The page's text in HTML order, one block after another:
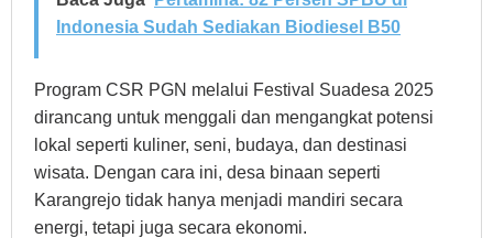
Indonesia Sudah Sediakan Biodiesel B50
Program CSR PGN melalui Festival Suadesa 2025
dirancang untuk menggali dan mengangkat potensi
lokal seperti kuliner, seni, budaya, dan destinasi
wisata. Dengan cara ini, desa binaan seperti
Karangrejo tidak hanya menjadi mandiri secara
energi, tetapi juga secara ekonomi.